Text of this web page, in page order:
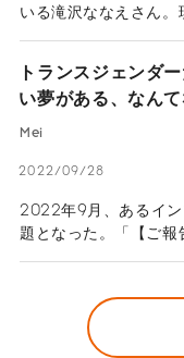
いる滝沢ななえさん。
リティを公表した。
など、LGBTQのあり
LGBTQという言葉が
滝沢さんが理想とす
カミングアウトを自
めておくことも、人そ
いている。また、ア
ても語ってもらった。
トランスジェンダ
い夢がある、なんて
Mei
2022/09/28
2022年9月、あるイ
題となった。「【ご報
も。この婚約報告を
け、“女性”になった
んだ。約14年間トラ